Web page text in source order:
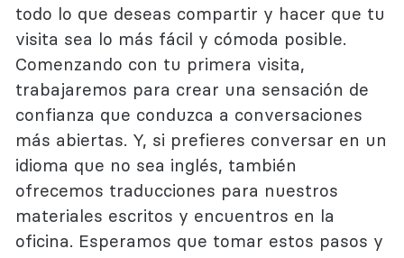
todo lo que deseas compartir y hacer que tu
visita sea lo más fácil y cómoda posible.
Comenzando con tu primera visita,
trabajaremos para crear una sensación de
confianza que conduzca a conversaciones
más abiertas. Y, si prefieres conversar en un
idioma que no sea inglés, también
ofrecemos traducciones para nuestros
materiales escritos y encuentros en la
oficina. Esperamos que tomar estos pasos y